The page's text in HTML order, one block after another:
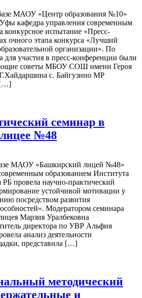
МАОУ «Центр образования №10»
кафедра управления современным
конкурсное испытание «Пресс-
очного этапа конкурса «Лучший
организации». По
для участия в пресс-конференции были
советы МБОУ СОШ имени Героя
с. Байгузино МР
[…]
семинар в
№48
МАОУ «Башкирский лицей №48»
образованием Института
РБ провела научно-практический
устойчивой мотивации у
посредством развития
Модератором семинара
Марзия Уралбековна
директора по УВР Альфия
анализ деятельности
представила […]
методический
и